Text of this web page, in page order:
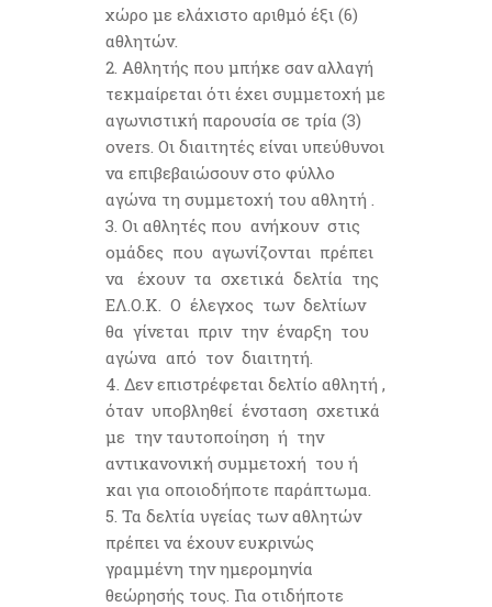
χώρο με ελάχιστο αριθμό έξι (6)
αθλητών.
Αθλητής που μπήκε σαν αλλαγή
τεκμαίρεται ότι έχει συμμετοχή με
αγωνιστική παρουσία σε τρία (3)
overs. Οι διαιτητές είναι υπεύθυνοι
να επιβεβαιώσουν στο φύλλο
αγώνα τη συμμετοχή τoυ αθλητή .
Οι αθλητές που ανήκουν στις
ομάδες που αγωνίζονται πρέπει
να έχουν τα σχετικά δελτία της
ΕΛ.Ο.Κ. Ο έλεγχος των δελτίων
θα γίνεται πριν την έναρξη του
αγώνα από τον διαιτητή.
Δεν επιστρέφεται δελτίο αθλητή ,
όταν υποβληθεί ένσταση σχετικά
με την ταυτοποίηση ή την
αντικανονική συμμετοχή του ή
και για οποιοδήποτε παράπτωμα.
Τα δελτία υγείας των αθλητών
πρέπει να έχουν ευκρινώς
γραμμένη την ημερομηνία
θεώρησής τους. Για οτιδήποτε